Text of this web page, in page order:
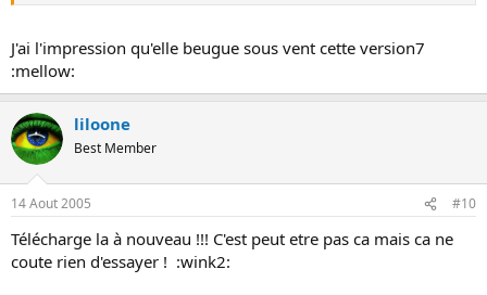
J'ai l'impression qu'elle beugue sous vent cette version7
:mellow:
liloone
Best Member
14 Aout 2005 #10
Télécharge la à nouveau !!! C'est peut etre pas ca mais ca ne
coute rien d'essayer ! :wink2: